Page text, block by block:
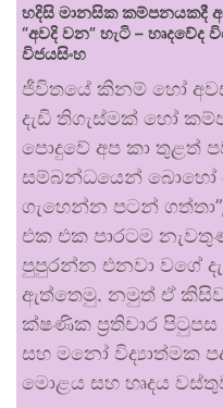
හදිසි මානසික කම්පනයකදී
“අවදි වන” හැටි –
විජයසිංහ
ජීවිතයේ කිනම් හෝ
දැඩි තිගැස්මක් හෝ
පොදුවේ අප කා තුළත්
සම්බන්ධයෙන් බොහෝ
ගැහෙන්න පටන්
එක එක පාරටම
පුපුරන්න එනවා වගේ
ඇත්තෙමු. නමුත් ඒ
ක්ෂණික ප්‍රතිචාර පිටුපස
සහ මනෝ විද්‍යාත්මක
මොළය සහ හෘදය